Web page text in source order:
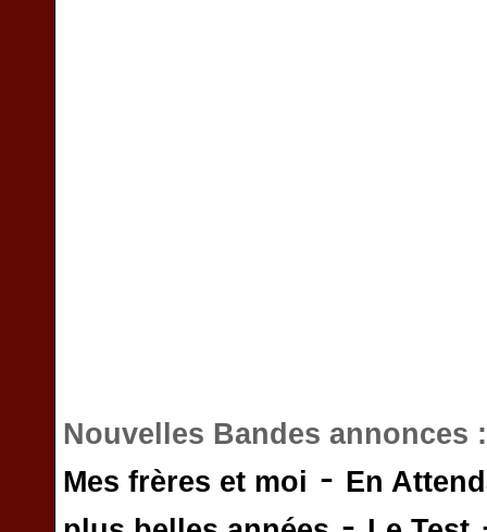
Nouvelles Bandes annonces
Mes frères et moi - En